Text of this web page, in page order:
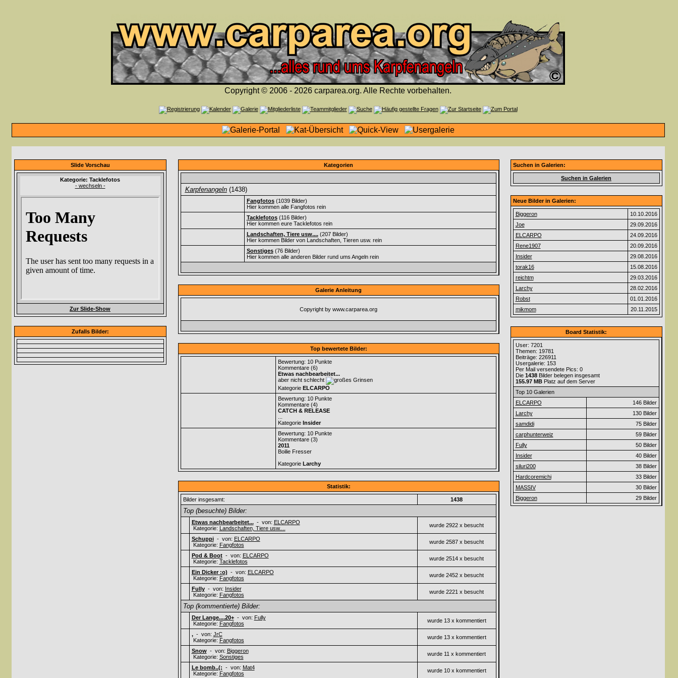
Copyright © 2006 - 2026 carparea.org. Alle Rechte vorbehalten.
Slide Vorschau
Kategorie: Tacklefotos
- wechseln -
Zur Slide-Show
Zufalls Bilder:
Kategorien
Karpfenangeln(1438)
Fangfotos(1039 Bilder)
Hier kommen alle Fangfotos rein
Tacklefotos(116 Bilder)
Hier kommen eure Tacklefotos rein
Landschaften, Tiere usw....(207 Bilder)
Hier kommen Bilder von Landschaften, Tieren usw. rein
Sonstiges(76 Bilder)
Hier kommen alle anderen Bilder rund ums Angeln rein
Galerie Anleitung
Copyright by www.carparea.org
Top bewertete Bilder:
Bewertung: 10 Punkte
Kommentare (6)
Etwas nachbearbeitet...
aber nicht schlecht
Kategorie ELCARPO
Bewertung: 10 Punkte
Kommentare (4)
CATCH & RELEASE
Kategorie Insider
Bewertung: 10 Punkte
Kommentare (3)
2011
Boilie Fresser
Kategorie Larchy
Statistik:
Bilder insgesamt: 1438
Top (besuchte) Bilder:
Etwas nachbearbeitet...- von: ELCARPO
Kategorie: Landschaften, Tiere usw.... wurde 2922 x besucht
Schuppi- von: ELCARPO
Kategorie: Fangfotos wurde 2587 x besucht
Pod & Boot- von: ELCARPO
Kategorie: Tacklefotos wurde 2514 x besucht
Ein Dicker :o) - von: ELCARPO
Kategorie: Fangfotos wurde 2452 x besucht
Fully- von: Insider
Kategorie: Fangfotos wurde 2221 x besucht
Top (kommentierte) Bilder:
Der Lange....20+- von: Fully
Kategorie: Fangfotos wurde 13 x kommentiert
,- von: JrC
Kategorie: Fangfotos wurde 13 x kommentiert
Snow- von: Biggeron
Kategorie: Sonstiges wurde 11 x kommentiert
Le bomb..(; - von: Mat4
Kategorie: Fangfotos wurde 10 x kommentiert
Suchen in Galerien:
Suchen in Galerien
Neue Bilder in Galerien:
Biggeron
10.10.2016
Joe
29.09.2016
ELCARPO
24.09.2016
Rene1907
20.09.2016
Insider
29.08.2016
torak16
15.08.2016
reichtm
29.03.2016
Larchy
28.02.2016
Robst
01.01.2016
mikmom
20.11.2015
Board Statistik:
User: 7201
Themen: 19781
Beiträge: 226911
Usergalerie: 153
Per Mail versendete Pics: 0
Die 1438Bilder belegen insgesamt
155.97 MBPlatz auf dem Server
Top 10 Galerien
ELCARPO
146 Bilder
Larchy
130 Bilder
samdidi
75 Bilder
carphunterweiz
59 Bilder
Fully
50 Bilder
Insider
40 Bilder
siluri200
38 Bilder
Hardcoremichi
33 Bilder
MASSIV
30 Bilder
Biggeron
29 Bilder